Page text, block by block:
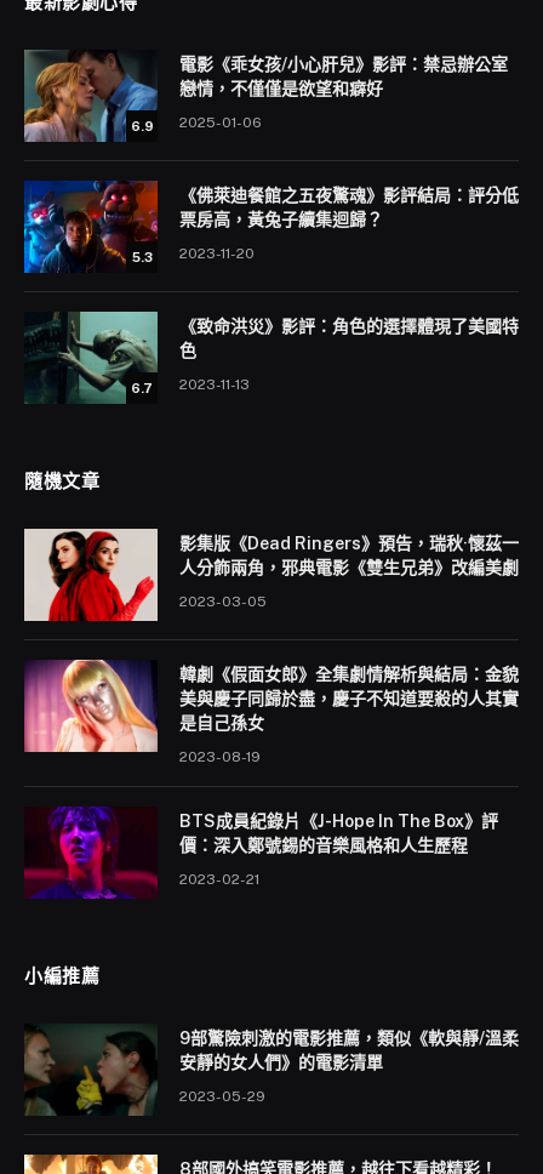
6.9
電影《乖女孩/小心肝兒》影評：禁忌辦公室
戀情，不僅僅是欲望和癖好
2025-01-06
5.3
《佛萊迪餐館之五夜驚魂》影評結局：評分低
票房高，黃兔子續集迴歸？
2023-11-20
6.7
《致命洪災》影評：角色的選擇體現了美國特
色
2023-11-13
隨機文章
影集版《Dead Ringers》預告，瑞秋·懷茲一
人分飾兩角，邪典電影《雙生兄弟》改編美劇
2023-03-05
韓劇《假面女郎》全集劇情解析與結局：金貌
美與慶子同歸於盡，慶子不知道要殺的人其實
是自己孫女
2023-08-19
BTS成員紀錄片《J-Hope In The Box》評
價：深入鄭號錫的音樂風格和人生歷程
2023-02-21
小編推薦
9部驚險刺激的電影推薦，類似《軟與靜/溫柔
安靜的女人們》的電影清單
2023-05-29
8部國外搞笑電影推薦，越往下看越精彩！